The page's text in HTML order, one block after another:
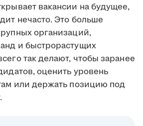
вакансии на будущее,
нечасто. Это больше
организаций,
и быстрорастущих
так делают, чтобы заранее
оценить уровень
или держать позицию под